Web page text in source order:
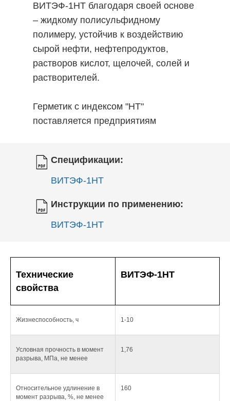
материал.
ВИТЭФ-1НТ благодаря своей основе
– жидкому полисульфидному
полимеру, устойчив к воздействию
сырой нефти, нефтепродуктов,
растворов кислот, щелочей, солей и
растворителей.
Герметик с индексом "НТ"
поставляется предприятиям
Спецификации:
Инструкции по применению:
ВИТЭФ-1НТ
ВИТЭФ-1НТ
Технические
свойства
ВИТЭФ-1НТ
Жизнеспособность, ч 1-10
Условная прочность в момент
разрыва, МПа, не менее
1,76
Относительное удлинение в
момент разрыва, %, не менее
160